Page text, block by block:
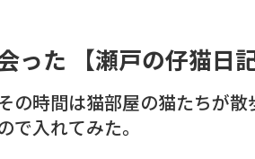
った 【瀬戸の仔猫日記
の時間は猫部屋の猫たちが散
入れてみた。